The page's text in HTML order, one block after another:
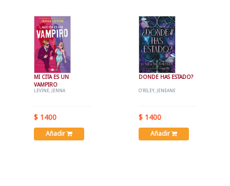
MI CITA ES UN
VAMPIRO
LEVINE, JENNA
$ 1400
Añadir
DONDE HAS ESTADO?
O'RILEY, JENEANE
$ 1400
Añadir